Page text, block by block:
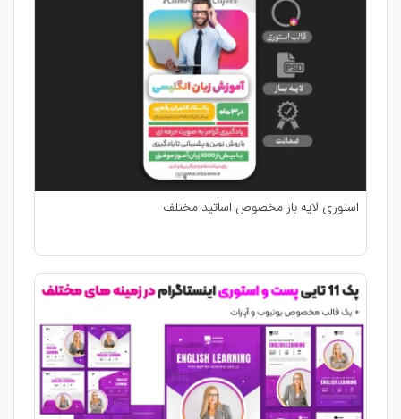
استوری لایه باز مخصوص اساتید مختلف